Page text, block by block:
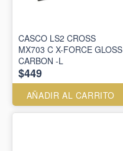
CASCO LS2 CROSS
MX703 C X-FORCE GLOSS
CARBON -L
$449
AÑADIR AL CARRITO